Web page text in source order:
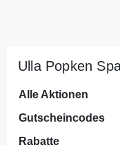
Ulla Popken
Alle Aktionen
Gutscheincodes
Rabatte